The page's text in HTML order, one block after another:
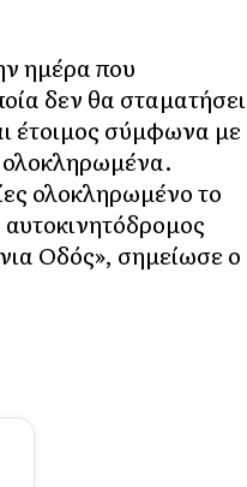
ημέρα που
δεν θα σταματήσει
έτοιμος σύμφωνα με
ολοκληρωμένα.
ολοκληρωμένο το
Οδός», σημείωσε ο